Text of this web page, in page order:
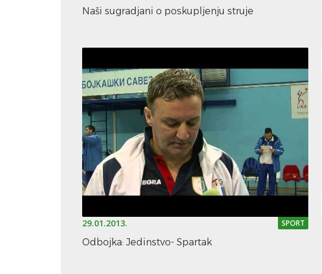
Naši sugradjani o poskupljenju struje
29.01.2013. SPORT
Odbojka: Jedinstvo- Spartak